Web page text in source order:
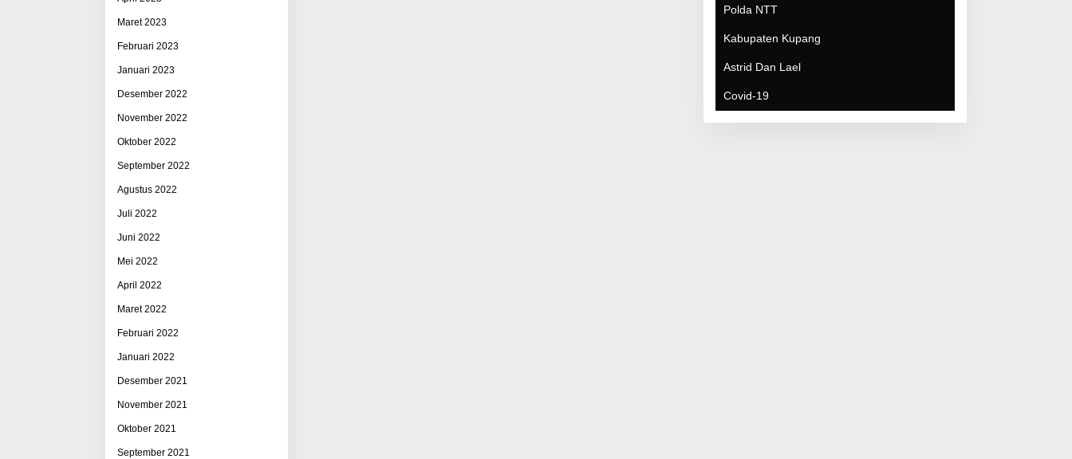
Maret 2023
Februari 2023
Januari 2023
Desember 2022
November 2022
Oktober 2022
September 2022
Agustus 2022
Juli 2022
Juni 2022
Mei 2022
April 2022
Maret 2022
Februari 2022
Januari 2022
Desember 2021
November 2021
Oktober 2021
September 2021
Covid-19